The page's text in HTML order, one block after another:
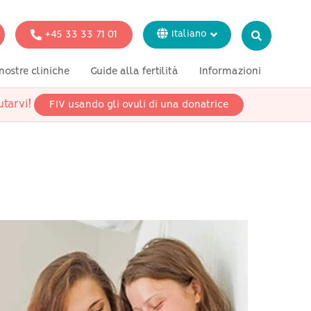
+45 33 33 71 01 Italiano
Svenska
Test genetici
nostre cliniche Guide alla fertilità Informazioni
Stampa
FIV usando gli ovuli di una donatrice